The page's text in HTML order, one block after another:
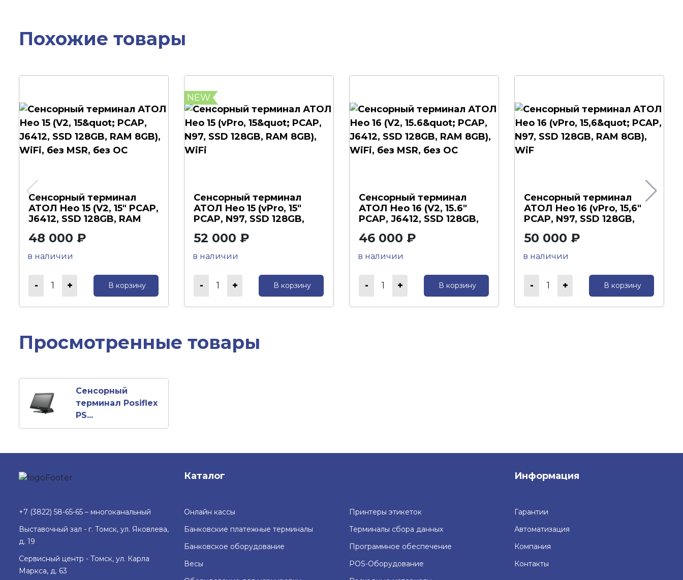
Похожие товары
Сенсорный терминал
АТОЛ Нео 15 (V2, 15" PCAP,
J6412, SSD 128GB, RAM
48 000 ₽
в наличии
1 В корзину
NEW
Сенсорный терминал
АТОЛ Нео 15 (vPro, 15"
PCAP, N97, SSD 128GB,
52 000 ₽
в наличии
1 В корзину
Сенсорный терминал
АТОЛ Нео 16 (V2, 15.6"
PCAP, J6412, SSD 128GB,
46 000 ₽
в наличии
1 В корзину
Сенсорный терминал
АТОЛ Нео 16 (vPro, 15,6"
PCAP, N97, SSD 128GB,
50 000 ₽
в наличии
1 В корзину
Просмотренные товары
Сенсорный
терминал Posiflex
PS...
Каталог Информация
+7 (3822) 58-65-65 – многоканальный
Выставочный зал - г. Томск, ул. Яковлева,
д. 19
Сервисный центр - Томск, ул. Карла
Маркса, д. 63
Онлайн кассы
Банковские платежные терминалы
Банковское оборудование
Весы
Принтеры этикеток
Терминалы сбора данных
Программное обеспечение
POS-Оборудование
Гарантии
Автоматизация
Компания
Контакты